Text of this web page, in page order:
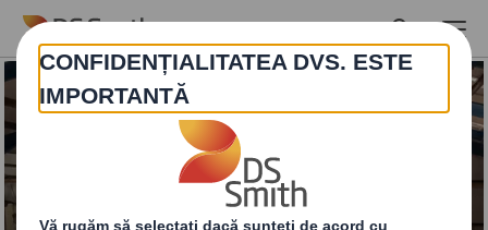
Skip to main content